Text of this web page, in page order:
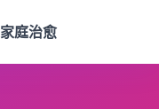
家庭治愈